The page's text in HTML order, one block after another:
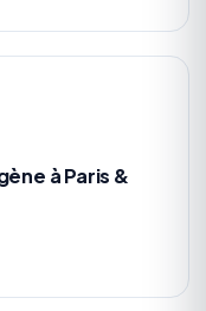
à Paris &